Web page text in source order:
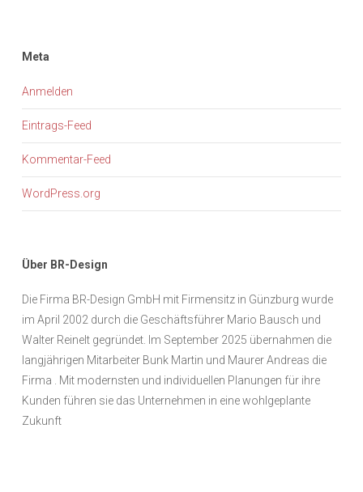
Meta
Anmelden
Eintrags-Feed
Kommentar-Feed
WordPress.org
Über BR-Design
Die Firma BR-Design GmbH mit Firmensitz in Günzburg wurde
im April 2002 durch die Geschäftsführer Mario Bausch und
Walter Reinelt gegründet. Im September 2025 übernahmen die
langjährigen Mitarbeiter Bunk Martin und Maurer Andreas die
Firma . Mit modernsten und individuellen Planungen für ihre
Kunden führen sie das Unternehmen in eine wohlgeplante
Zukunft